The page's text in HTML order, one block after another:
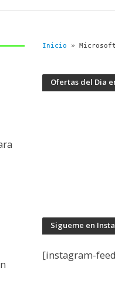
Inicio » Microsoft
Ofertas del Dia
Sigueme en
[instagram-